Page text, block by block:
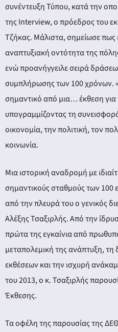
συνέντευξη Τύπου, κατά την
της Interview, ο πρόεδρος του
Τζήκας. Μάλιστα, σημείωσε
αναπτυξιακή οντότητα της
ενώ προανήγγειλε σειρά
συμπλήρωσης των 100 χρόνων.
σημαντικό από μια… έκθεση
υπογραμμίζοντας τη
οικονομία, την πολιτική, τον
κοινωνία.
Μια ιστορική αναδρομή με
σημαντικούς σταθμούς των 100
από την πλευρά του ο γενικός
Αλέξης Τσαξιρλής. Από την
πρώτα της εγκαίνια από
μεταπολεμική της ανάπτυξη,
εκθέσεων και την ισχυρή
του 2013, ο κ. Τσαξιρλής
Έκθεσης.
Τα οφέλη της παρουσίας της